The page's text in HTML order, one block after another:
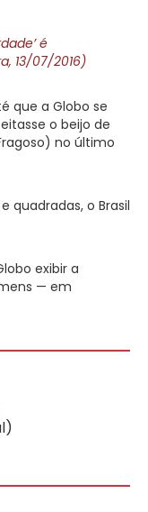
é
13/07/2016)
que a Globo se
o beijo de
no último
quadradas, o Brasil
exibir a
— em